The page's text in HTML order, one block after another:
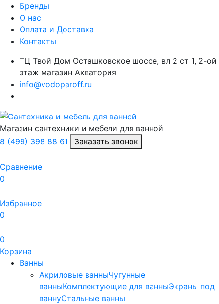
Бренды
О нас
Оплата и Доставка
Контакты
ТЦ Твой Дом Осташковское шоссе, вл 2 ст 1, 2-ой
этаж магазин Акватория
info@vodoparoff.ru
Магазин сантехники и мебели для ванной
8 (499) 398 88 61
Заказать звонок
Сравнение
0
Избранное
0
0
Корзина
Ванны
Акриловые ванныЧугунные
ванныКомплектующие для ванныЭкраны под
ваннуСтальные ванны